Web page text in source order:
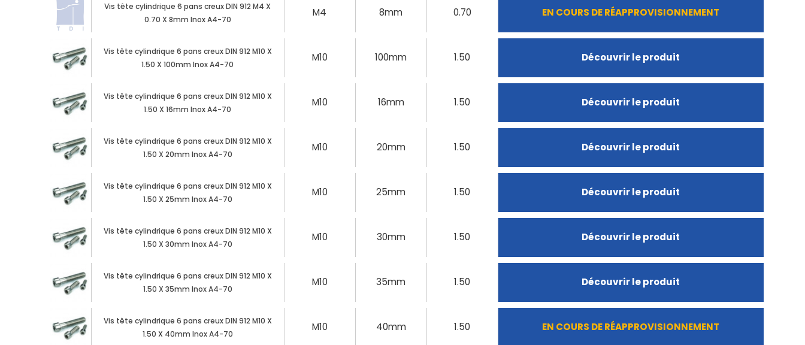
Vis tête cylindrique 6 pans creux DIN 912 M4 X
0.70 X 8mm Inox A4-70
M4 8mm 0.70 EN COURS DE RÉAPPROVISIONNEMENT
Vis tête cylindrique 6 pans creux DIN 912 M10 X
1.50 X 100mm Inox A4-70
M10 100mm 1.50 Découvrir le produit
Vis tête cylindrique 6 pans creux DIN 912 M10 X
1.50 X 16mm Inox A4-70
M10 16mm 1.50 Découvrir le produit
Vis tête cylindrique 6 pans creux DIN 912 M10 X
1.50 X 20mm Inox A4-70
M10 20mm 1.50 Découvrir le produit
Vis tête cylindrique 6 pans creux DIN 912 M10 X
1.50 X 25mm Inox A4-70
M10 25mm 1.50 Découvrir le produit
Vis tête cylindrique 6 pans creux DIN 912 M10 X
1.50 X 30mm Inox A4-70
M10 30mm 1.50 Découvrir le produit
Vis tête cylindrique 6 pans creux DIN 912 M10 X
1.50 X 35mm Inox A4-70
M10 35mm 1.50 Découvrir le produit
Vis tête cylindrique 6 pans creux DIN 912 M10 X
1.50 X 40mm Inox A4-70
M10 40mm 1.50 EN COURS DE RÉAPPROVISIONNEMENT